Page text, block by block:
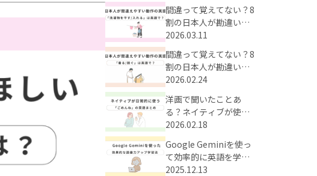
間違って覚えてない？8
割の日本人が勘違いし
がちな動作の英語表現
2026.03.11
間違って覚えてない？8
割の日本人が勘違いし
がちな動作の英語表現
2026.02.24
洋画で聞いたことあ
る？ネイティブが使う
「ごめんね」の英語表
2026.02.18
Google Geminiを使っ
て効率的に英語を学ぼ
う！時短で英単語が身
2025.12.13